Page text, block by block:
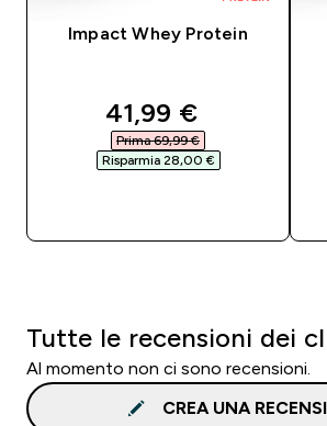
Impact Whey Protein
discounted price
41,99 €‎
Prima 69,99 €‎
Risparmia 28,00 €‎
Tutte le recensioni dei
Al momento non ci sono recensioni.
CREA UNA